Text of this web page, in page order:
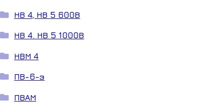
НВ 4, НВ 5 600В
НВ 4. НВ 5 1000В
НВМ 4
ПВ-6-з
ПВАМ